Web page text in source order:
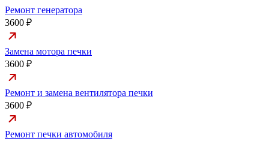
Ремонт генератора
3600 ₽
Замена мотора печки
3600 ₽
Ремонт и замена вентилятора печки
3600 ₽
Ремонт печки автомобиля